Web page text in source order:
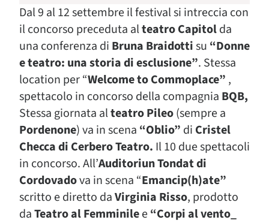
Dal 9 al 12 settembre il festival si intreccia con
il concorso preceduta alteatro Capitolda
una conferenza di Bruna Braidottisu “Donne
e teatro: una storia di esclusione”. Stessa
location per “Welcome to Commoplace” ,
spettacolo in concorso della compagnia BQB,
Stessa giornata alteatro Pileo(sempre a
Pordenone) va in scena “Oblio” di Cristel
Checca di Cerbero Teatro. Il 10 due spettacoli
in concorso. All’Auditoriun Tondat di
Cordovadova in scena “Emancip(h)ate”
scritto e diretto daVirginia Risso, prodotto
daTeatro al Femminilee“Corpi al vento_